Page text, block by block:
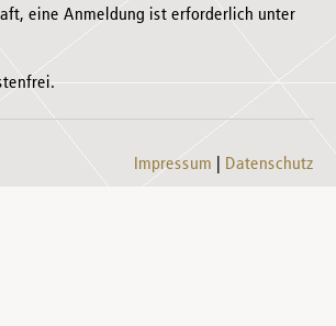
eine Anmeldung ist erforderlich unter
Impressum Datenschutz